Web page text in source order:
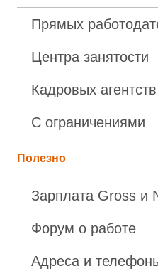
Прямых
Центра занятости
Кадровых агентств
С ограничениями
Полезно
Зарплата Gross и
Форум о работе
Адреса и